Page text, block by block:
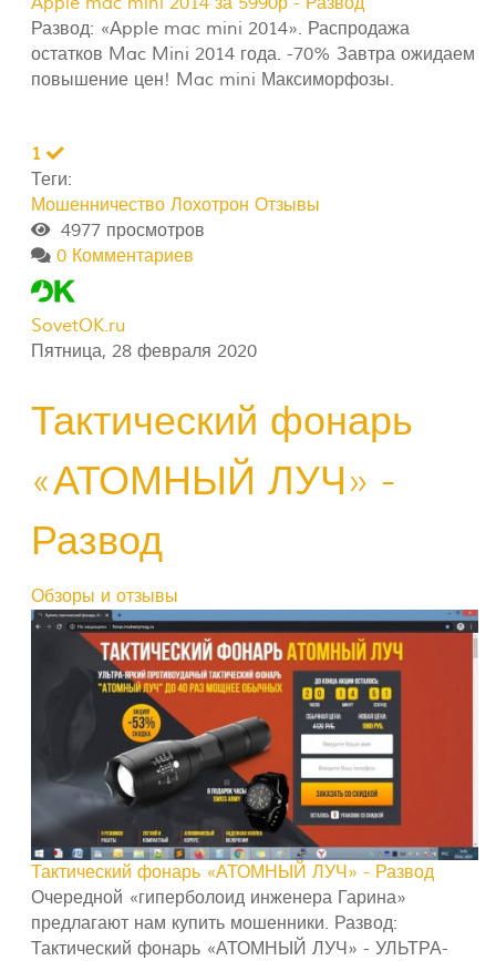
Развод: «Apple mac mini 2014». Распродажа
остатков Mac Mini 2014 года. -70% Завтра ожидаем
повышение цен! Mac mini Максиморфозы.
1
Теги:
Мошенничество Лохотрон Отзывы
4977 просмотров
0 Комментариев
SovetOK.ru
Пятница, 28 февраля 2020
Тактический фонарь
«АТОМНЫЙ ЛУЧ» -
Развод
Обзоры и отзывы
Тактический фонарь «АТОМНЫЙ ЛУЧ» - Развод
Очередной «гиперболоид инженера Гарина»
предлагают нам купить мошенники. Развод:
Тактический фонарь «АТОМНЫЙ ЛУЧ» - УЛЬТРА-